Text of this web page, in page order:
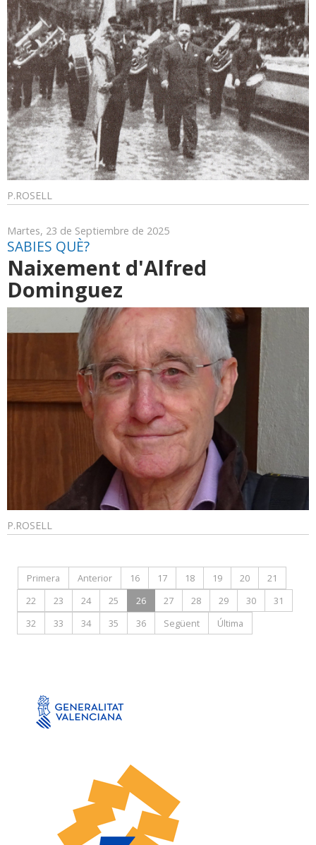
P.ROSELL
Martes, 23 de Septiembre de 2025
SABIES QUÈ?
Naixement d'Alfred
Dominguez
P.ROSELL
Primera Anterior 16 17 18 19 20
21
22
23 24 25 26 27 28 29 30
31
32
33 34 35 36 Següent Última